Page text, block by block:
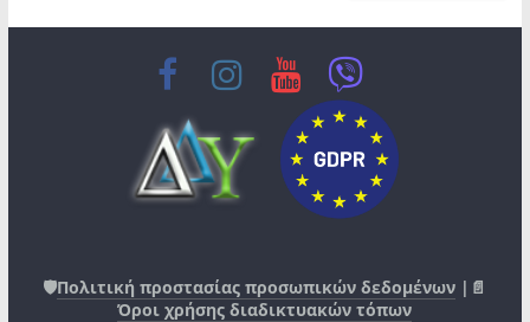
🛡️Πολιτική προστασίας προσωπικών δεδομένων |📄
Όροι χρήσης διαδικτυακών τόπων